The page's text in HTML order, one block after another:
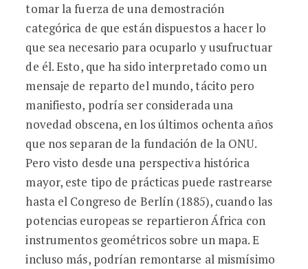
tomar la fuerza de una demostración
categórica de que están dispuestos a hacer lo
que sea necesario para ocuparlo y usufructuar
de él. Esto, que ha sido interpretado como un
mensaje de reparto del mundo, tácito pero
manifiesto, podría ser considerada una
novedad obscena, en los últimos ochenta años
que nos separan de la fundación de la ONU.
Pero visto desde una perspectiva histórica
mayor, este tipo de prácticas puede rastrearse
hasta el Congreso de Berlín (1885), cuando las
potencias europeas se repartieron África con
instrumentos geométricos sobre un mapa. E
incluso más, podrían remontarse al mismísimo